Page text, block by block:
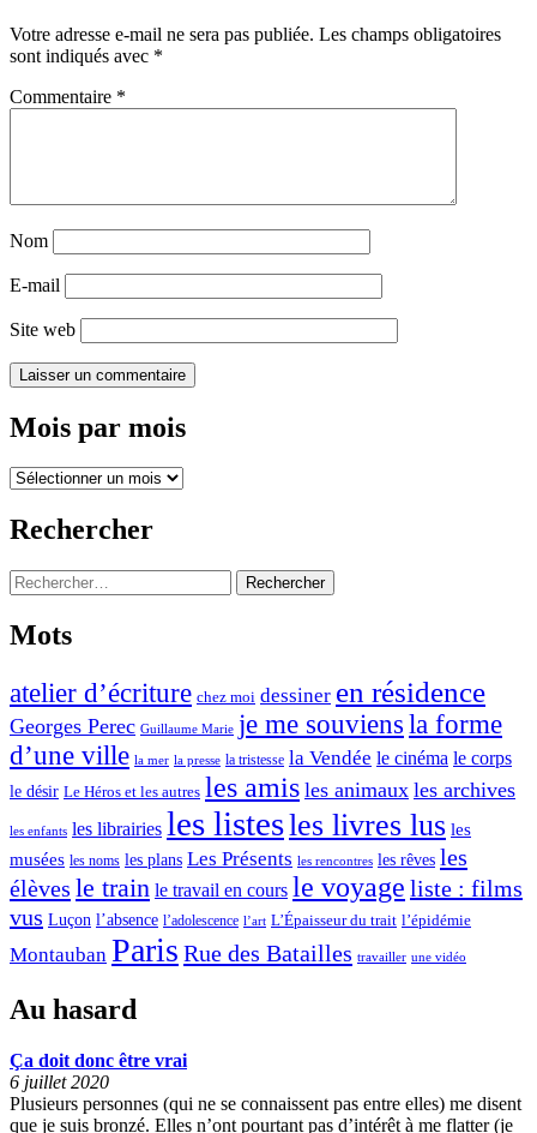
Votre adresse e-mail ne sera pas publiée. Les champs obligatoires
sont indiqués avec *
Commentaire *
Nom
E-mail
Site web
Mois par mois
Mois
mois
Rechercher
Rechercher :
Mots
atelier d’écriture chez moi dessiner en résidence
Georges Perec Guillaume Marie je me souviens la forme
d’une ville la mer la presse la tristesse la Vendée le cinéma le corps
le désir Le Héros et les autres les amis les animaux les archives
les enfants les librairies les listesles livres lus les
musées les noms les plans Les Présents les rencontres les rêves les
élèves le train le travail en cours le voyage liste : films
vus Luçon l’absence l’adolescence l’art L’Épaisseur du trait l’épidémie
Montauban Paris Rue des Batailles travailler une vidéo
Au hasard
Ça doit donc être vrai
6 juillet 2020
Plusieurs personnes (qui ne se connaissent pas entre elles) me disent
que je suis bronzé. Elles n’ont pourtant pas d’intérêt à me flatter (je